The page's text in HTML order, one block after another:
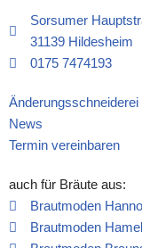
Sorsumer
31139 Hildesheim
0175 7474193
Änderungsschneiderei
News
Termin vereinbaren
auch für Bräute aus:
Brautmoden
Brautmoden